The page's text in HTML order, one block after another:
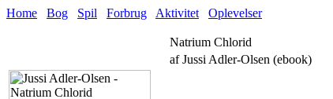
Home Bog Spil Forbrug Aktivitet Oplevelser
Natrium Chlorid
af Jussi Adler-Olsen (ebook)